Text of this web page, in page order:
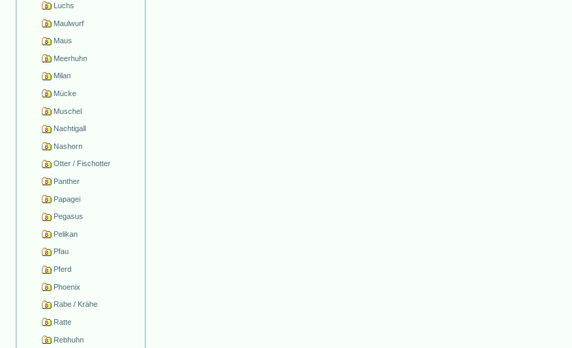
Luchs
Maulwurf
Maus
Meerhuhn
Milan
Mücke
Muschel
Nachtigall
Nashorn
Otter / Fischotter
Panther
Papagei
Pegasus
Pelikan
Pfau
Pferd
Phoenix
Rabe / Krähe
Ratte
Rebhuhn